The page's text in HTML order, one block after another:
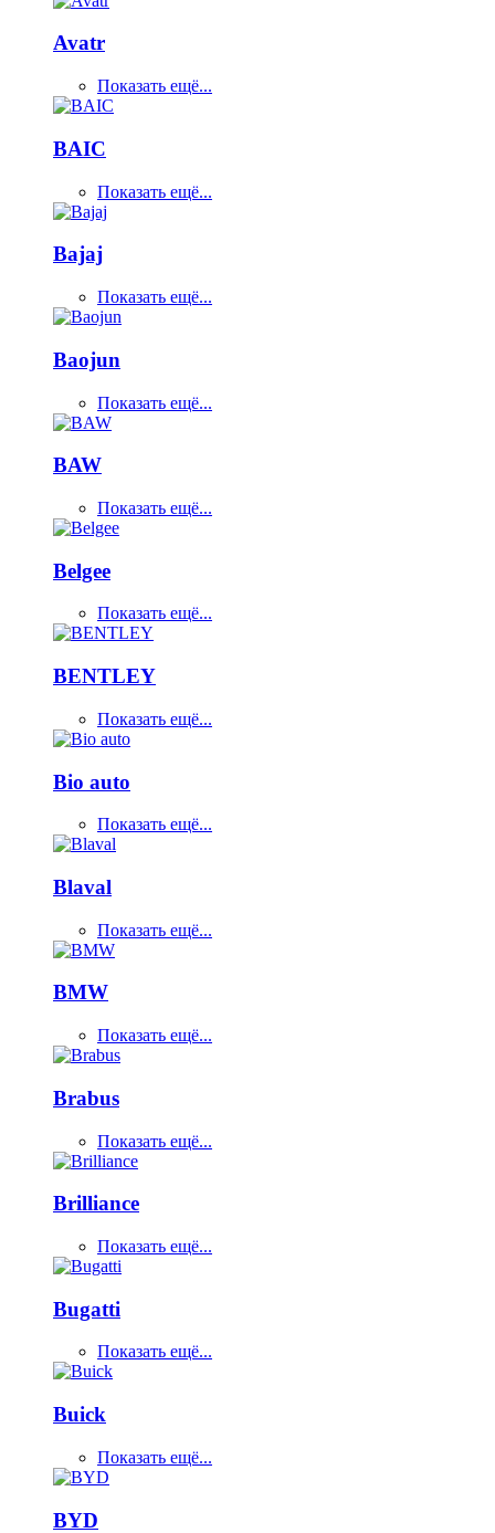
Avatr
Показать ещё...
BAIC
Показать ещё...
Bajaj
Показать ещё...
Baojun
Показать ещё...
BAW
Показать ещё...
Belgee
Показать ещё...
BENTLEY
Показать ещё...
Bio auto
Показать ещё...
Blaval
Показать ещё...
BMW
Показать ещё...
Brabus
Показать ещё...
Brilliance
Показать ещё...
Bugatti
Показать ещё...
Buick
Показать ещё...
BYD